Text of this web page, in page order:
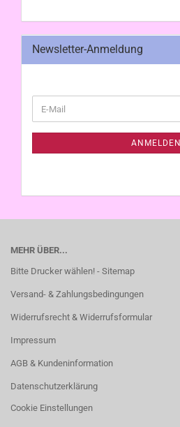
Newsletter-Anmeldung
ZUR
E-
Mail
ANMELDEN
MEHR ÜBER...
Bitte Drucker wählen! - Sitemap
Versand- & Zahlungsbedingungen
Widerrufsrecht & Widerrufsformular
Impressum
AGB & Kundeninformation
Datenschutzerklärung
Cookie Einstellungen